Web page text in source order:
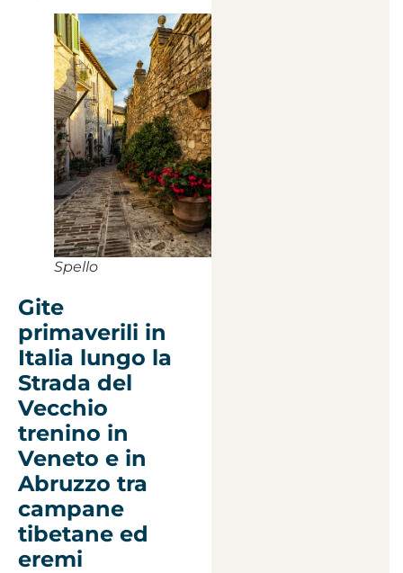
Spello
Gite
primaverili in
Italia lungo la
Strada del
Vecchio
trenino in
Veneto e in
Abruzzo tra
campane
tibetane ed
eremi